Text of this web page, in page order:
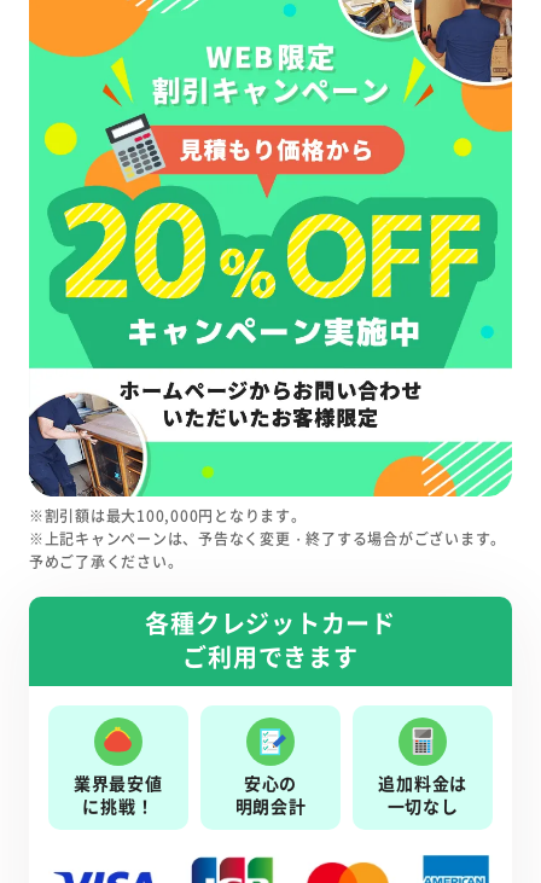
※割引額は最大100,000円となります。
※上記キャンペーンは、予告なく変更・終了する場合がございます。
予めご了承ください。
各種クレジットカード
ご利用できます
業界最安値
に挑戦！
安心の
明朗会計
追加料金は
一切なし